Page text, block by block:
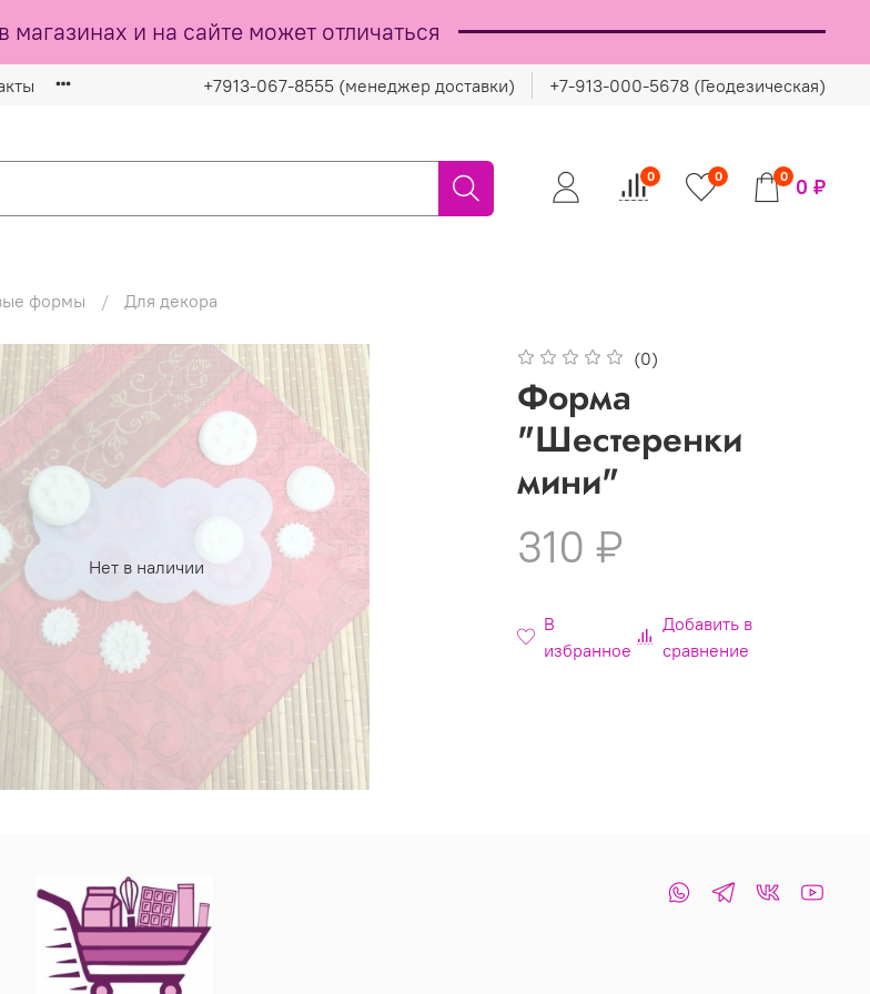
магазинах и на сайте может отличаться
+7913-067-8555 (менеджер доставки) +7-913-000-5678 (Геодезическая)
0 0 0 0 ₽
формы Для декора
Нет в наличии
(0)
Форма
"Шестеренки
мини"
310 ₽
В
избранное
Добавить в
сравнение